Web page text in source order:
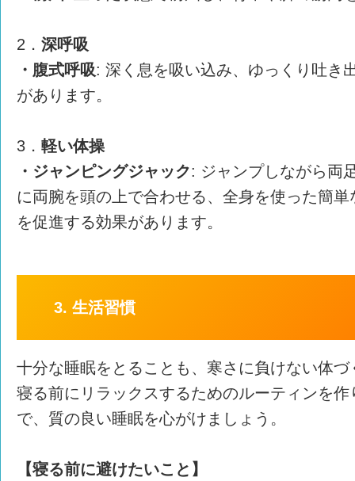
2． 深呼吸
・腹式呼吸: 深く息を吸い込み、ゆっくり吐き
があります。
3． 軽い体操
・ジャンピングジャック: ジャンプしながら両
に両腕を頭の上で合わせる、全身を使った簡
を促進する効果があります。
3. 生活習慣
十分な睡眠をとることも、寒さに負けない体
寝る前にリラックスするためのルーティンを
で、質の良い睡眠を心がけましょう。
【寝る前に避けたいこと】